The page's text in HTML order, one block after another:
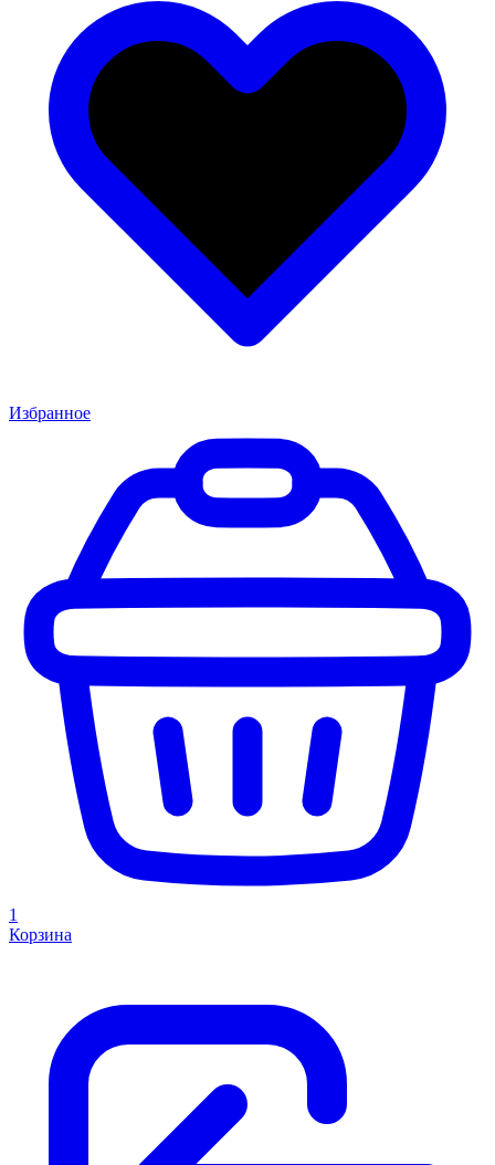
Избранное
1
Корзина